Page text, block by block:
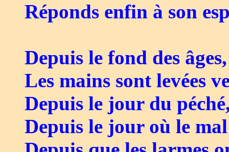
Réponds enfin à son
Depuis le fond des âges,
Les mains sont levées
Depuis le jour du
Depuis le jour où le